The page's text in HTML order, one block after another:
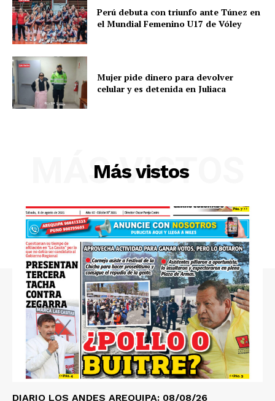
Diario los Andes
Nosotros
Contacto
Prensa
Perú debuta con triunfo ante Túnez en
el Mundial Femenino U17 de Vóley
Mujer pide dinero para devolver
celular y es detenida en Juliaca
Más vistos
MÁS VISTOS
DIARIO LOS ANDES AREQUIPA: 08/08/26